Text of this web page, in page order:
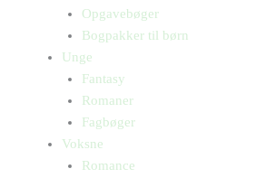
Opgavebøger
Bogpakker til børn
Unge
Fantasy
Romaner
Fagbøger
Voksne
Romance